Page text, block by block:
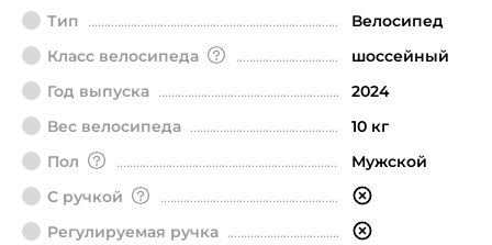
Тип
Велосипед
Класс велосипеда
шоссейный
Год выпуска
2024
Вес велосипеда
10 кг
Пол
Мужской
С ручкой
Регулируемая ручка